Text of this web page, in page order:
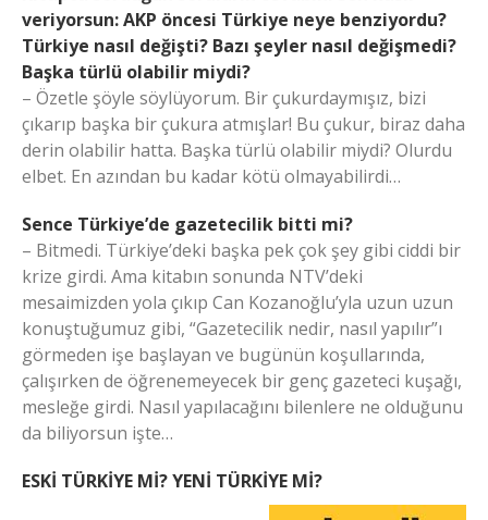
veriyorsun: AKP öncesi Türkiye neye benziyordu?
Türkiye nasıl değişti? Bazı şeyler nasıl değişmedi?
Başka türlü olabilir miydi?
– Özetle şöyle söylüyorum. Bir çukurdaymışız, bizi
çıkarıp başka bir çukura atmışlar! Bu çukur, biraz daha
derin olabilir hatta. Başka türlü olabilir miydi? Olurdu
elbet. En azından bu kadar kötü olmayabilirdi…
Sence Türkiye’de gazetecilik bitti mi?
– Bitmedi. Türkiye’deki başka pek çok şey gibi ciddi bir
krize girdi. Ama kitabın sonunda NTV’deki
mesaimizden yola çıkıp Can Kozanoğlu’yla uzun uzun
konuştuğumuz gibi, “Gazetecilik nedir, nasıl yapılır”ı
görmeden işe başlayan ve bugünün koşullarında,
çalışırken de öğrenemeyecek bir genç gazeteci kuşağı,
mesleğe girdi. Nasıl yapılacağını bilenlere ne olduğunu
da biliyorsun işte…
ESKİ TÜRKİYE Mİ? YENİ TÜRKİYE Mİ?